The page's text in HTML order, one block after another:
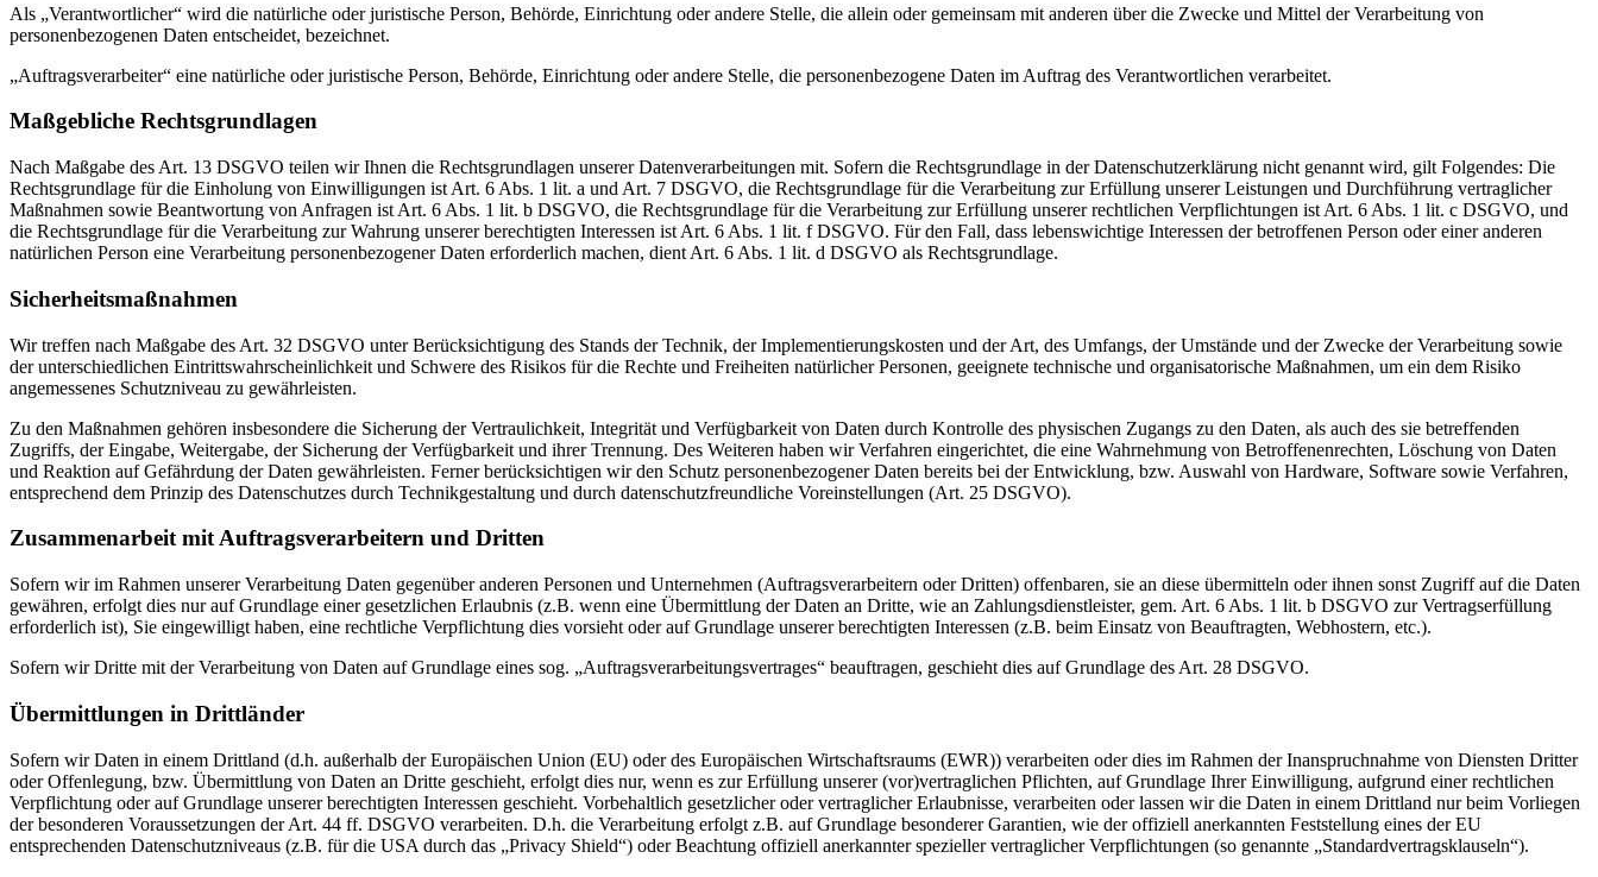
Als „Verantwortlicher“ wird die natürliche oder juristische Person, Behörde, Einrichtung oder andere Stelle, die allein oder gemeinsam mit anderen über die Zwecke und Mittel der Verarbeitung von
personenbezogenen Daten entscheidet, bezeichnet.
„Auftragsverarbeiter“ eine natürliche oder juristische Person, Behörde, Einrichtung oder andere Stelle, die personenbezogene Daten im Auftrag des Verantwortlichen verarbeitet.
Maßgebliche Rechtsgrundlagen
Nach Maßgabe des Art. 13 DSGVO teilen wir Ihnen die Rechtsgrundlagen unserer Datenverarbeitungen mit. Sofern die Rechtsgrundlage in der Datenschutzerklärung nicht genannt wird, gilt Folgendes: Die
Rechtsgrundlage für die Einholung von Einwilligungen ist Art. 6 Abs. 1 lit. a und Art. 7 DSGVO, die Rechtsgrundlage für die Verarbeitung zur Erfüllung unserer Leistungen und Durchführung vertraglicher
Maßnahmen sowie Beantwortung von Anfragen ist Art. 6 Abs. 1 lit. b DSGVO, die Rechtsgrundlage für die Verarbeitung zur Erfüllung unserer rechtlichen Verpflichtungen ist Art. 6 Abs. 1 lit. c DSGVO, und
die Rechtsgrundlage für die Verarbeitung zur Wahrung unserer berechtigten Interessen ist Art. 6 Abs. 1 lit. f DSGVO. Für den Fall, dass lebenswichtige Interessen der betroffenen Person oder einer anderen
natürlichen Person eine Verarbeitung personenbezogener Daten erforderlich machen, dient Art. 6 Abs. 1 lit. d DSGVO als Rechtsgrundlage.
Sicherheitsmaßnahmen
Wir treffen nach Maßgabe des Art. 32 DSGVO unter Berücksichtigung des Stands der Technik, der Implementierungskosten und der Art, des Umfangs, der Umstände und der Zwecke der Verarbeitung sowie
der unterschiedlichen Eintrittswahrscheinlichkeit und Schwere des Risikos für die Rechte und Freiheiten natürlicher Personen, geeignete technische und organisatorische Maßnahmen, um ein dem Risiko
angemessenes Schutzniveau zu gewährleisten.
Zu den Maßnahmen gehören insbesondere die Sicherung der Vertraulichkeit, Integrität und Verfügbarkeit von Daten durch Kontrolle des physischen Zugangs zu den Daten, als auch des sie betreffenden
Zugriffs, der Eingabe, Weitergabe, der Sicherung der Verfügbarkeit und ihrer Trennung. Des Weiteren haben wir Verfahren eingerichtet, die eine Wahrnehmung von Betroffenenrechten, Löschung von Daten
und Reaktion auf Gefährdung der Daten gewährleisten. Ferner berücksichtigen wir den Schutz personenbezogener Daten bereits bei der Entwicklung, bzw. Auswahl von Hardware, Software sowie Verfahren,
entsprechend dem Prinzip des Datenschutzes durch Technikgestaltung und durch datenschutzfreundliche Voreinstellungen (Art. 25 DSGVO).
Zusammenarbeit mit Auftragsverarbeitern und Dritten
Sofern wir im Rahmen unserer Verarbeitung Daten gegenüber anderen Personen und Unternehmen (Auftragsverarbeitern oder Dritten) offenbaren, sie an diese übermitteln oder ihnen sonst Zugriff auf die Daten
gewähren, erfolgt dies nur auf Grundlage einer gesetzlichen Erlaubnis (z.B. wenn eine Übermittlung der Daten an Dritte, wie an Zahlungsdienstleister, gem. Art. 6 Abs. 1 lit. b DSGVO zur Vertragserfüllung
erforderlich ist), Sie eingewilligt haben, eine rechtliche Verpflichtung dies vorsieht oder auf Grundlage unserer berechtigten Interessen (z.B. beim Einsatz von Beauftragten, Webhostern, etc.).
Sofern wir Dritte mit der Verarbeitung von Daten auf Grundlage eines sog. „Auftragsverarbeitungsvertrages“ beauftragen, geschieht dies auf Grundlage des Art. 28 DSGVO.
Übermittlungen in Drittländer
Sofern wir Daten in einem Drittland (d.h. außerhalb der Europäischen Union (EU) oder des Europäischen Wirtschaftsraums (EWR)) verarbeiten oder dies im Rahmen der Inanspruchnahme von Diensten Dritter
oder Offenlegung, bzw. Übermittlung von Daten an Dritte geschieht, erfolgt dies nur, wenn es zur Erfüllung unserer (vor)vertraglichen Pflichten, auf Grundlage Ihrer Einwilligung, aufgrund einer rechtlichen
Verpflichtung oder auf Grundlage unserer berechtigten Interessen geschieht. Vorbehaltlich gesetzlicher oder vertraglicher Erlaubnisse, verarbeiten oder lassen wir die Daten in einem Drittland nur beim Vorliegen
der besonderen Voraussetzungen der Art. 44 ff. DSGVO verarbeiten. D.h. die Verarbeitung erfolgt z.B. auf Grundlage besonderer Garantien, wie der offiziell anerkannten Feststellung eines der EU
entsprechenden Datenschutzniveaus (z.B. für die USA durch das „Privacy Shield“) oder Beachtung offiziell anerkannter spezieller vertraglicher Verpflichtungen (so genannte „Standardvertragsklauseln“).